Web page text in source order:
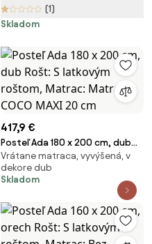
(1)
Skladom
417,9 €
Posteľ Ada 180 x 200 cm, dub
Rošt: S latkovým roštom,
Matrac: Matrac COCO MAXI 20
cm
Vrátane matraca, vyvýšená, v
dekore dub
Skladom